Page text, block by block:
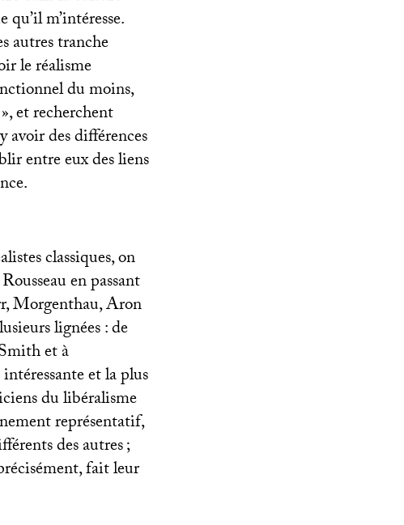
m’intéresse.
autres tranche
le réalisme
du moins,
», et recherchent
avoir des différences
entre eux des liens
classiques, on
en passant
Morgenthau, Aron
lignées : de
et à
et la plus
du libéralisme
représentatif,
des autres;
fait leur